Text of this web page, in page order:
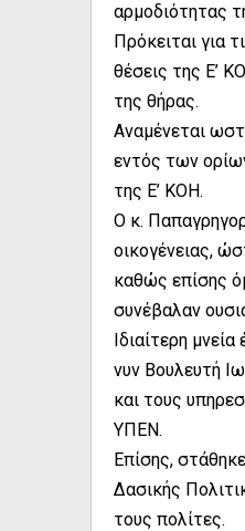
αρμοδιότητας
Πρόκειται για
θέσεις της Ε’
της θήρας.
Αναμένεται
εντός των
της Ε’ ΚΟΗ.
Ο κ.
οικογένειας,
καθώς επίσης
συνέβαλαν
Ιδιαίτερη
νυν Βουλευτή
και τους
ΥΠΕΝ.
Επίσης,
Δασικής
τους πολίτες.